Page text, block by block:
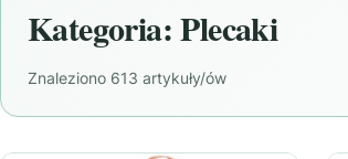
Kategoria:Plecaki
Znaleziono 613 artykuły/ów